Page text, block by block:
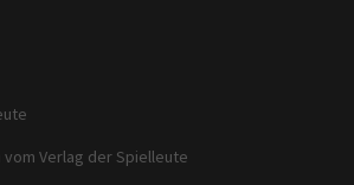
vom Verlag der Spielleute